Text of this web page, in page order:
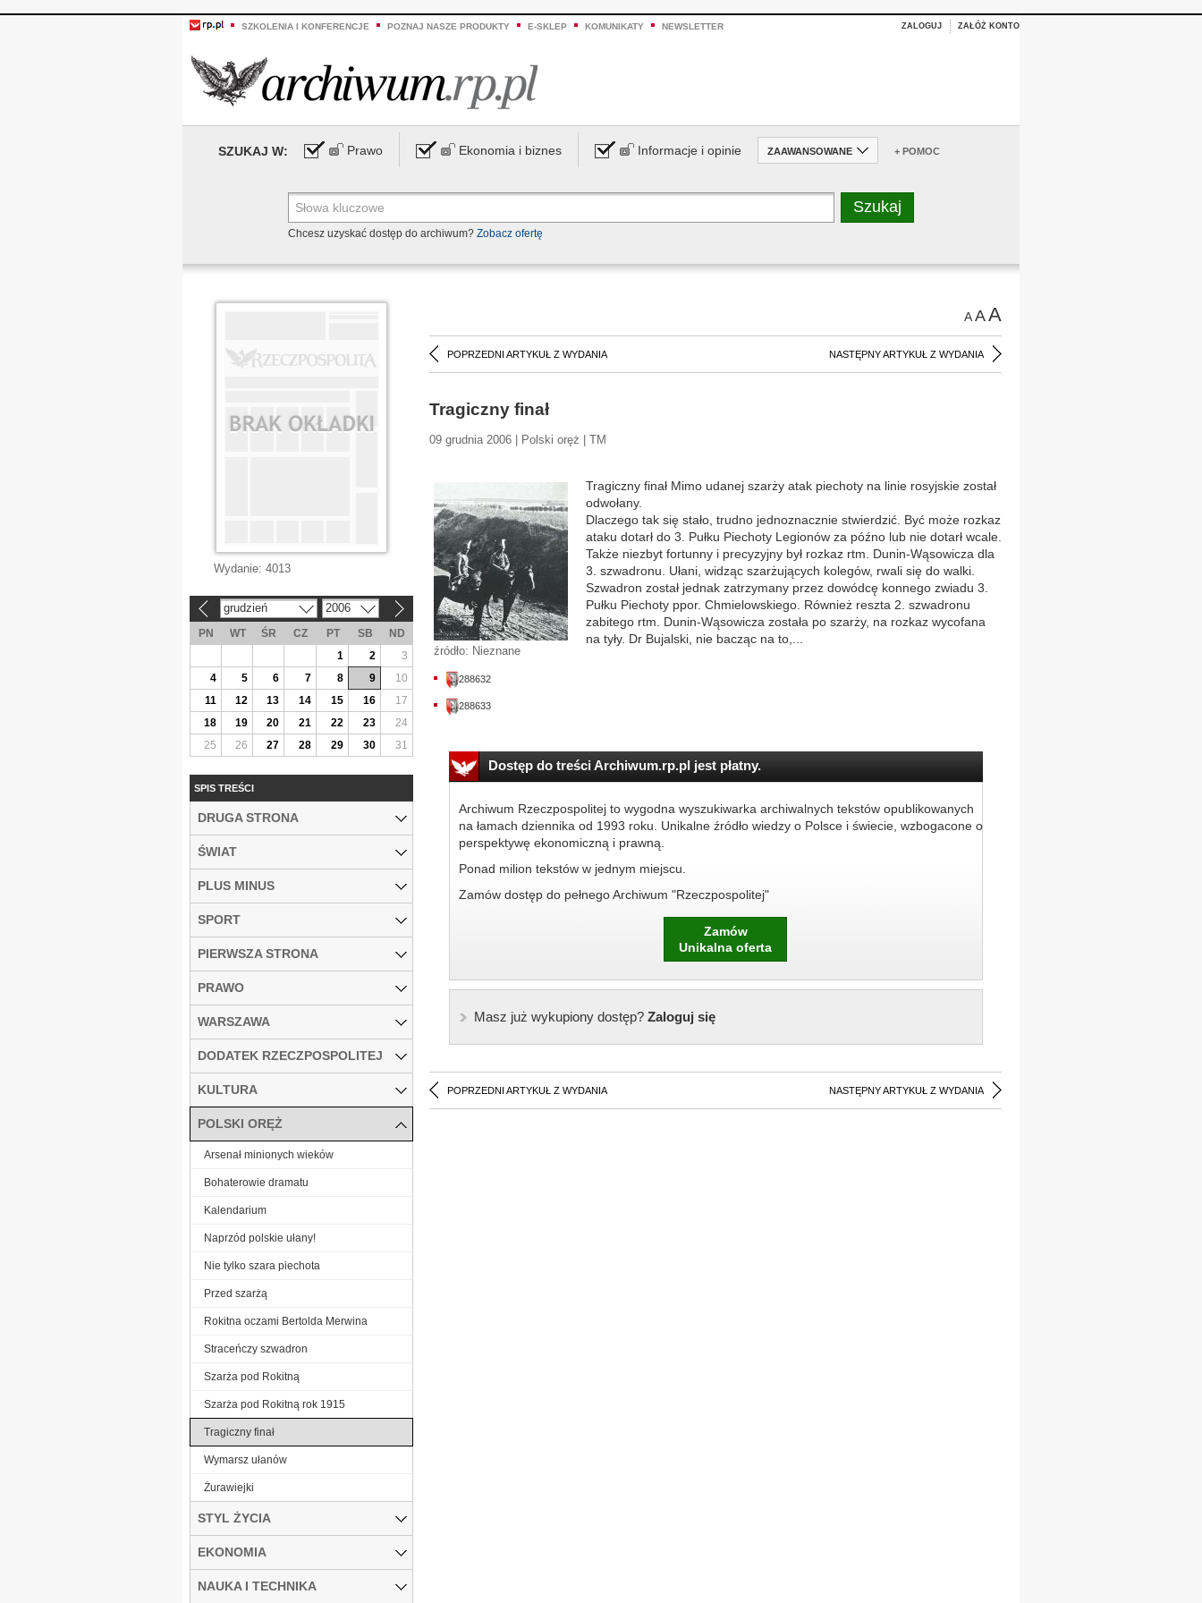
SZKOLENIA I KONFERENCJE POZNAJ NASZE PRODUKTY E-SKLEP KOMUNIKATY NEWSLETTER ZALOGUJ ZAŁÓŻ KONTO
SZUKAJ W: Prawo Ekonomia i biznes Informacje i opinie ZAAWANSOWANE + POMOC
Chcesz uzyskać dostęp do archiwum? Zobacz ofertę
AAA
POPRZEDNI ARTYKUŁ Z WYDANIA NASTĘPNY ARTYKUŁ Z WYDANIA
Tragiczny finał
09 grudnia 2006 | Polski oręż | TM
źródło: Nieznane
288632
288633
Tragiczny finał Mimo udanej szarży atak piechoty na linie rosyjskie został
odwołany.
Dlaczego tak się stało, trudno jednoznacznie stwierdzić. Być może rozkaz
ataku dotarł do 3. Pułku Piechoty Legionów za późno lub nie dotarł wcale.
Także niezbyt fortunny i precyzyjny był rozkaz rtm. Dunin-Wąsowicza dla
3. szwadronu. Ułani, widząc szarżujących kolegów, rwali się do walki.
Szwadron został jednak zatrzymany przez dowódcę konnego zwiadu 3.
Pułku Piechoty ppor. Chmielowskiego. Również reszta 2. szwadronu
zabitego rtm. Dunin-Wąsowicza została po szarży, na rozkaz wycofana
na tyły. Dr Bujalski, nie bacząc na to,...
Dostęp do treści Archiwum.rp.pl jest płatny.
Archiwum Rzeczpospolitej to wygodna wyszukiwarka archiwalnych tekstów opublikowanych
na łamach dziennika od 1993 roku. Unikalne źródło wiedzy o Polsce i świecie, wzbogacone o
perspektywę ekonomiczną i prawną.
Ponad milion tekstów w jednym miejscu.
Zamów dostęp do pełnego Archiwum "Rzeczpospolitej"
Zamów
Unikalna oferta
Masz już wykupiony dostęp?Zaloguj się
POPRZEDNI ARTYKUŁ Z WYDANIA NASTĘPNY ARTYKUŁ Z WYDANIA
Wydanie: 4013
grudzień 2006
PN WT ŚR CZ PT SB
ND
1
2
3
4
5 6 7 8 9
10
11
12 13 14 15 16
17
18
19 20 21 22 23
24
25
26 27 28 29 30 31
SPIS TREŚCI
DRUGA STRONA
ŚWIAT
PLUS MINUS
SPORT
PIERWSZA STRONA
PRAWO
WARSZAWA
DODATEK RZECZPOSPOLITEJ
KULTURA
POLSKI ORĘŻ
Arsenał minionych wieków
Bohaterowie dramatu
Kalendarium
Naprzód polskie ułany!
Nie tylko szara piechota
Przed szarżą
Rokitna oczami Bertolda Merwina
Straceńczy szwadron
Szarża pod Rokitną
Szarża pod Rokitną rok 1915
Tragiczny finał
Wymarsz ułanów
Żurawiejki
STYL ŻYCIA
EKONOMIA
NAUKA I TECHNIKA